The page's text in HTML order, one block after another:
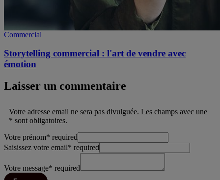
Commercial
Storytelling commercial : l'art de vendre avec
émotion
Laisser un commentaire
Votre adresse email ne sera pas divulguée. Les champs avec une
* sont obligatoires.
Votre prénom* required
Saisissez votre email* required
Votre message* required